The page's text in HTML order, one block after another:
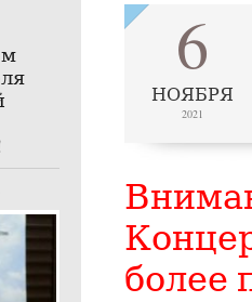
6
НОЯБРЯ
2021
более